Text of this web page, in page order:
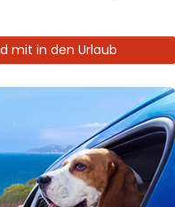
mit in den Urlaub